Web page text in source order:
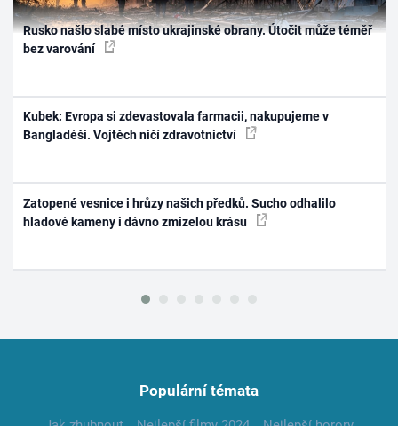
Rusko našlo slabé místo ukrajinské obrany. Útočit může téměř
bez varování
Kubek: Evropa si zdevastovala farmacii, nakupujeme v
Bangladéši. Vojtěch ničí zdravotnictví
Zatopené vesnice i hrůzy našich předků. Sucho odhalilo
hladové kameny i dávno zmizelou krásu
Populární témata